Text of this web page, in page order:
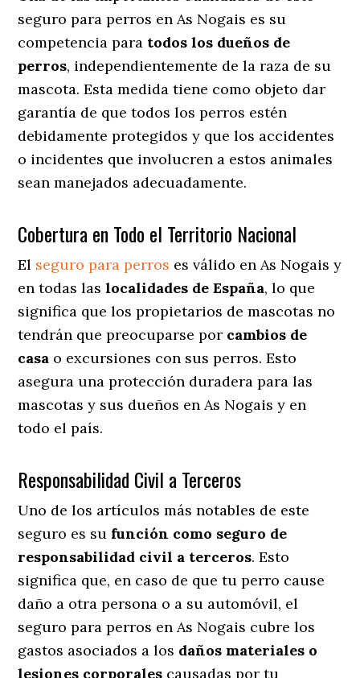
seguro para perros en As Nogais es su
competencia para todos los dueños de
perros, independientemente de la raza de su
mascota. Esta medida tiene como objeto dar
garantía de que todos los perros estén
debidamente protegidos y que los accidentes
o incidentes que involucren a estos animales
sean manejados adecuadamente.
Cobertura en Todo el Territorio Nacional
El seguro para perros es válido en As Nogais y
en todas laslocalidades de España, lo que
significa que los propietarios de mascotas no
tendrán que preocuparse por cambios de
casa o excursiones con sus perros. Esto
asegura una protección duradera para las
mascotas y sus dueños en As Nogais y en
todo el país.
Responsabilidad Civil a Terceros
Uno de los artículos más notables de este
seguro es su función como seguro de
responsabilidad civil a terceros. Esto
significa que, en caso de que tu perro cause
daño a otra persona o a su automóvil, el
seguro para perros en As Nogais cubre los
gastos asociados a los daños materiales o
lesiones corporales causadas por tu